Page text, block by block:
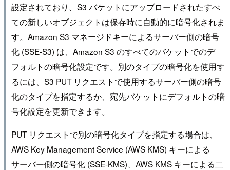
設定されており、S3 バケットにアップロードされたすべ
ての新しいオブジェクトは保存時に自動的に暗号化されま
す。Amazon S3 マネージドキーによるサーバー側の暗号
化 (SSE-S3) は、Amazon S3 のすべてのバケットでのデ
フォルトの暗号化設定です。別のタイプの暗号化を使用す
るには、S3 PUT リクエストで使用するサーバー側の暗号
化のタイプを指定するか、宛先バケットにデフォルトの暗
号化設定を更新できます。
PUT リクエストで別の暗号化タイプを指定する場合は、
AWS Key Management Service (AWS KMS) キーによる
サーバー側の暗号化 (SSE-KMS)、AWS KMS キーによる二